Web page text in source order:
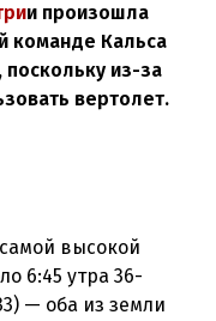
и произошла
команде Кальса
из-за
вертолет.
высокой
6:45 утра 36-
— оба из земли